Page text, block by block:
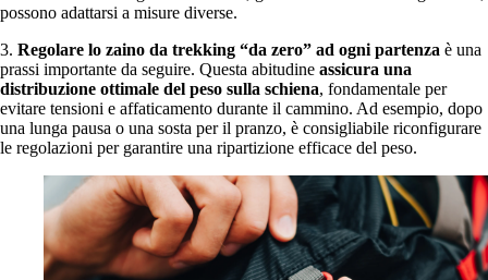
possono adattarsi a misure diverse.
3. Regolare lo zaino da trekking “da zero” ad ogni partenza è una
prassi importante da seguire. Questa abitudine assicura una
distribuzione ottimale del peso sulla schiena, fondamentale per
evitare tensioni e affaticamento durante il cammino. Ad esempio, dopo
una lunga pausa o una sosta per il pranzo, è consigliabile riconfigurare
le regolazioni per garantire una ripartizione efficace del peso.